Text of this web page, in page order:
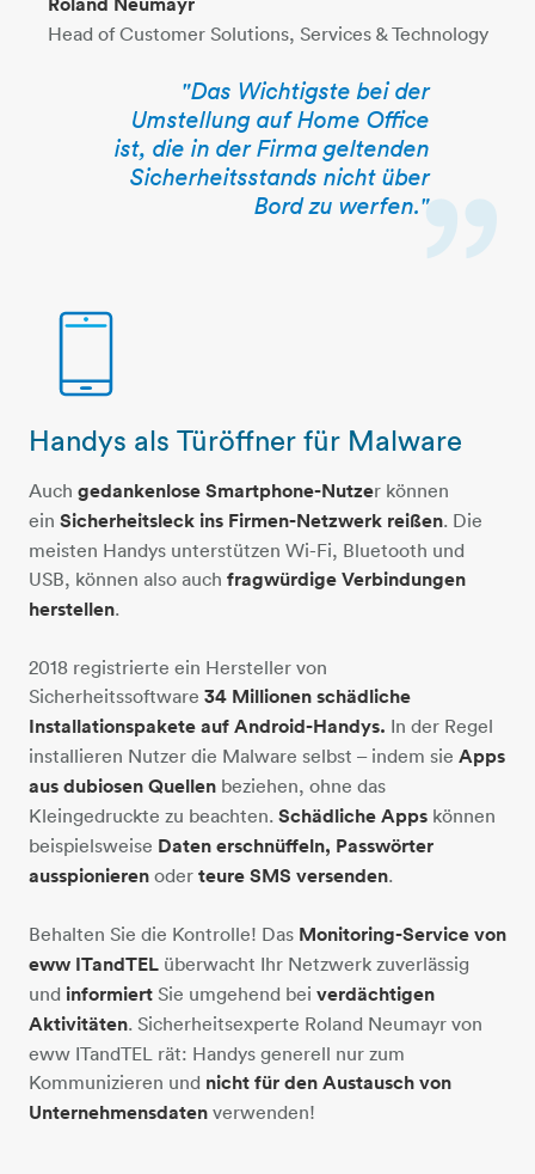
Head of Customer Solutions, Services & Technology
"Das Wichtigste bei der
Umstellung auf Home Office
ist, die in der Firma geltenden
Sicherheitsstands nicht über
Bord zu werfen."
smartphone
Handys als Türöffner für Malware
Auch gedankenlose Smartphone-Nutzer können
ein Sicherheitsleck ins Firmen-Netzwerk reißen. Die
meisten Handys unterstützen Wi-Fi, Bluetooth und
USB, können also auch fragwürdige Verbindungen
herstellen.
2018 registrierte ein Hersteller von
Sicherheitssoftware 34 Millionen schädliche
Installationspakete auf Android-Handys. In der Regel
installieren Nutzer die Malware selbst – indem sie Apps
aus dubiosen Quellen beziehen, ohne das
Kleingedruckte zu beachten. Schädliche Apps können
beispielsweise Daten erschnüffeln, Passwörter
ausspionieren oder teure SMS versenden.
Behalten Sie die Kontrolle! Das Monitoring-Service von
eww ITandTEL überwacht Ihr Netzwerk zuverlässig
und informiert Sie umgehend bei verdächtigen
Aktivitäten. Sicherheitsexperte Roland Neumayr von
eww ITandTEL rät: Handys generell nur zum
Kommunizieren und nicht für den Austausch von
Unternehmensdaten verwenden!